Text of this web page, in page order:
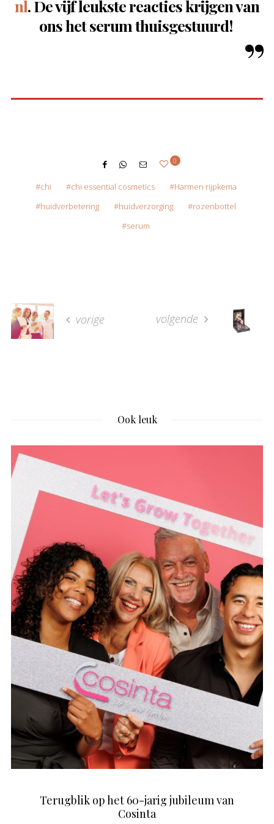
nl. De vijf leukste reacties krijgen van
ons het serum thuisgestuurd!
0
chi chi essential cosmetics
Harmen rijpkema
huidverbetering
huidverzorging
rozenbottel
serum
vorige volgende
Ook leuk
Terugblik op het 60-jarig jubileum van
Cosinta